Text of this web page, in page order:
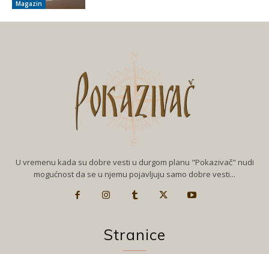
Magazin
U vremenu kada su dobre vesti u durgom planu "Pokazivač" nudi
mogućnost da se u njemu pojavljuju samo dobre vesti...
Stranice